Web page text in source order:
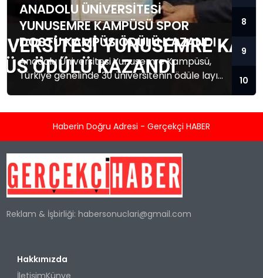
ANADOLU ÜNIVERSITESI
YUNUSEMRE KAMPÜSÜ SPOR
DOSTU KAMPÜS ÖDÜLÜ KAZANDI
Anadolu Üniversitesi Yunusemre Kampüsü,
Türkiye genelinde 30 üniversitenin ödüle layık
8
9
10
Haberin Doğru Adresi - Gerçekçi HABER
Reklam & İşbirliği:habersonuclari@gmail.com
Hakkımızda
İletişimKünye